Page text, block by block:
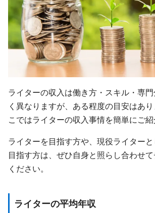
ライターの収入は働き方・スキル・専
く異なりますが、ある程度の目安はあ
こではライターの収入事情を簡単にご紹
ライターを目指す方や、現役ライター
目指す方は、ぜひ自身と照らし合わせ
ください。
ライターの平均年収